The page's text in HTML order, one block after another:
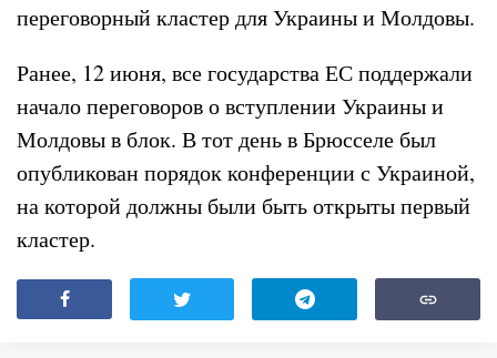
переговорный кластер для Украины и Молдовы.
Ранее, 12 июня, все государства ЕС поддержали
начало переговоров о вступлении Украины и
Молдовы в блок. В тот день в Брюсселе был
опубликован порядок конференции с Украиной,
на которой должны были быть открыты первый
кластер.